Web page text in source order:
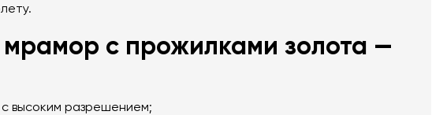
с прожилками золота —
высоким разрешением;